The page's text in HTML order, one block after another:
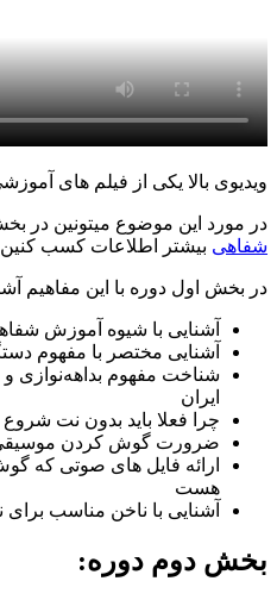
ویدیوی بالا یکی از فیلم های
در مورد این موضوع میتونین در
شفاهی بیشتر اطلاعات کسب
در بخش اول دوره با این مفاهیم
آشنایی با شیوه آموزش
آشنایی مختصر با مفهوم
شناخت مفهوم بداهه‌نوازی
ایران
چرا فعلا باید بدون نت شروع
ضرورت گوش کردن
ارائه فایل های صوتی که
هست
آشنایی با ناخن مناسب
بخش دوم دوره: